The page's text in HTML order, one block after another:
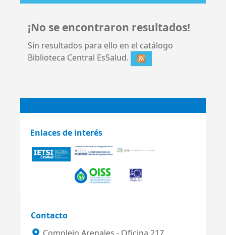
¡No se encontraron resultados!
Sin resultados para ello en el catálogo
Biblioteca Central EsSalud.
Enlaces de interés
Contacto